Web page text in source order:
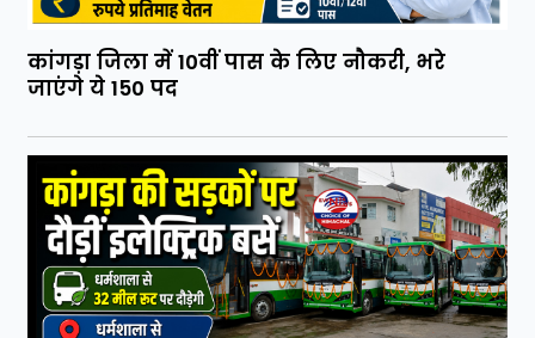
कांगड़ा जिला में 10वीं पास के लिए नौकरी, भरे
जाएंगे ये 150 पद